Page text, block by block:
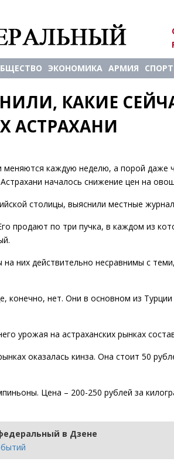
ЭКОНОМИКА АРМИЯ СПОРТ
КАКИЕ
АСТРАХАНИ
каждую неделю, а порой даже
началось снижение цен на
столицы, выяснили местные
продают по три пучка, в каждом из
них действительно несравнимы с
конечно, нет. Они в основном из
урожая на астраханских рынках
оказалась кинза. Она стоит 50
Цена – 200-250 рублей за
в Дзене